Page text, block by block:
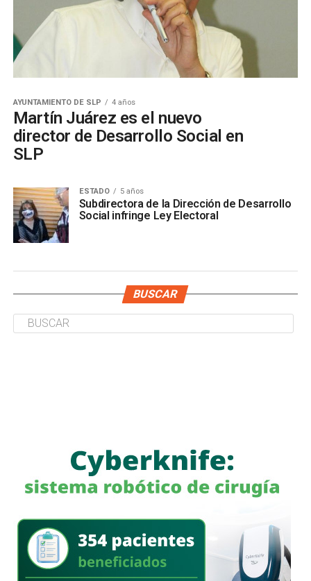
AYUNTAMIENTO DE SLP 4 años
Martín Juárez es el nuevo
director de Desarrollo Social en
SLP
ESTADO 5 años
Subdirectora de la Dirección de Desarrollo
Social infringe Ley Electoral
BUSCAR